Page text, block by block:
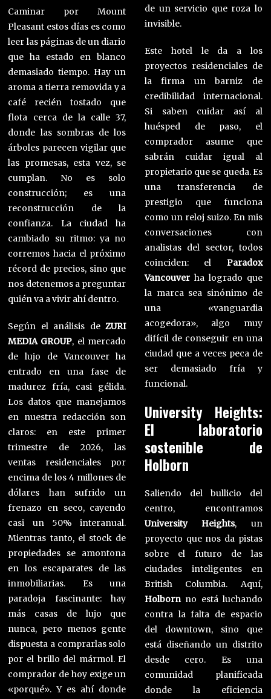
Caminar por Mount
Pleasant estos días es como
leer las páginas de un diario
que ha estado en blanco
demasiado tiempo. Hay un
aroma a tierra removida y a
café recién tostado que
flota cerca de la calle 37,
donde las sombras de los
árboles parecen vigilar que
las promesas, esta vez, se
cumplan. No es solo
construcción; es una
reconstrucción de la
confianza. La ciudad ha
cambiado su ritmo: ya no
corremos hacia el próximo
récord de precios, sino que
nos detenemos a preguntar
quién va a vivir ahí dentro.
Según el análisis deZURI
MEDIA GROUP, el mercado
de lujo de Vancouver ha
entrado en una fase de
madurez fría, casi gélida.
Los datos que manejamos
en nuestra redacción son
claros: en este primer
trimestre de 2026, las
ventas residenciales por
encima de los 4 millones de
dólares han sufrido un
frenazo en seco, cayendo
casi un 50% interanual.
Mientras tanto, el stock de
propiedades se amontona
en los escaparates de las
inmobiliarias. Es una
paradoja fascinante: hay
más casas de lujo que
nunca, pero menos gente
dispuesta a comprarlas solo
por el brillo del mármol. El
comprador de hoy exige un
«porqué». Y es ahí donde
de un servicio que roza lo
invisible.
Este hotel le da a los
proyectos residenciales de
la firma un barniz de
credibilidad internacional.
Si saben cuidar así al
huésped de paso, el
comprador asume que
sabrán cuidar igual al
propietario que se queda. Es
una transferencia de
prestigio que funciona
como un reloj suizo. En mis
conversaciones con
analistas del sector, todos
coinciden: el Paradox
Vancouverha logrado que
la marca sea sinónimo de
una «vanguardia
acogedora», algo muy
difícil de conseguir en una
ciudad que a veces peca de
ser demasiado fría y
funcional.
University Heights:
El laboratorio
sostenible de
Holborn
Saliendo del bullicio del
centro, encontramos
University Heights, un
proyecto que nos da pistas
sobre el futuro de las
ciudades inteligentes en
British Columbia. Aquí,
Holbornno está luchando
contra la falta de espacio
del downtown, sino que
está diseñando un distrito
desde cero. Es una
comunidad planificada
donde la eficiencia